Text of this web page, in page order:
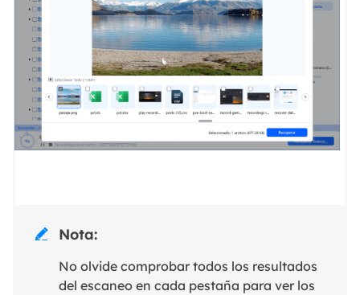
 Nota:
No olvide comprobar todos los resultados
del escaneo en cada pestaña para ver los